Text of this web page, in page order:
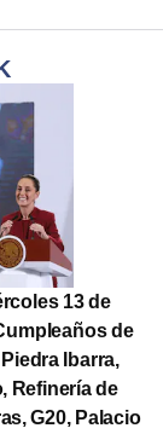
13 de
de
Ibarra,
Refinería de
G20, Palacio